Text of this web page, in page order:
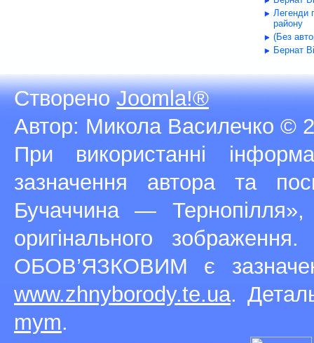
Легенди
району
(Без
Бернат
СтвореноJoomla!®
Автор: Микола Василечко ©
При використанні
зазначення автора та
Бучаччина —
оригінального
ОБОВ’ЯЗКОВИМ є
www.zhnyborody.te.ua.
mym.